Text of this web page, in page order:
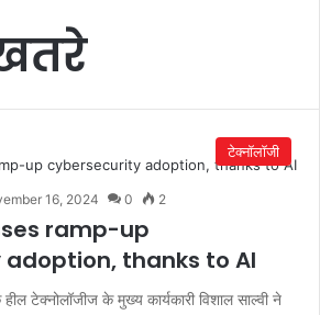
टेक्नॉलॉजी
16, 2024 0 2
ramp-up
thanks to AI
टेक्नोलॉजीज के मुख्य कार्यकारी विशाल साल्वी ने